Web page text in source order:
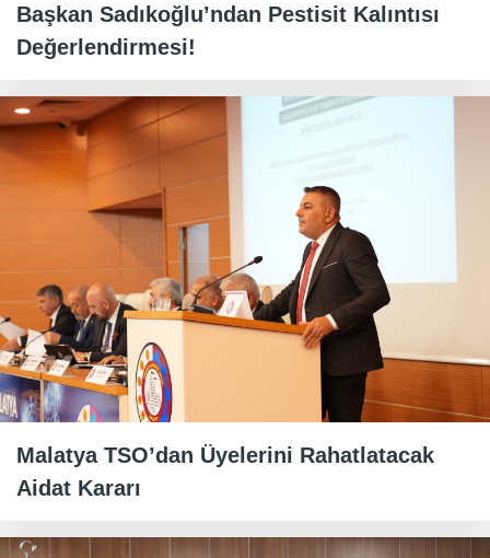
Başkan Sadıkoğlu’ndan Pestisit Kalıntısı
Değerlendirmesi!
Malatya TSO’dan Üyelerini Rahatlatacak
Aidat Kararı